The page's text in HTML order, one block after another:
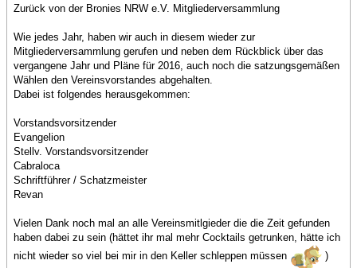
Zurück von der Bronies NRW e.V. Mitgliederversammlung
Wie jedes Jahr, haben wir auch in diesem wieder zur
Mitgliederversammlung gerufen und neben dem Rückblick über das
vergangene Jahr und Pläne für 2016, auch noch die satzungsgemäßen
Wählen den Vereinsvorstandes abgehalten.
Dabei ist folgendes herausgekommen:
Vorstandsvorsitzender
Evangelion
Stellv. Vorstandsvorsitzender
Cabraloca
Schriftführer / Schatzmeister
Revan
Vielen Dank noch mal an alle Vereinsmitlgieder die die Zeit gefunden
haben dabei zu sein (hättet ihr mal mehr Cocktails getrunken, hätte ich
nicht wieder so viel bei mir in den Keller schleppen müssen
)